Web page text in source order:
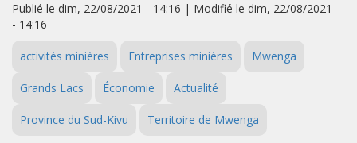
Publié le dim, 22/08/2021 - 14:16 | Modifié le dim, 22/08/2021
- 14:16
activités minières Entreprises minières Mwenga
Grands Lacs Économie Actualité
Province du Sud-Kivu Territoire de Mwenga